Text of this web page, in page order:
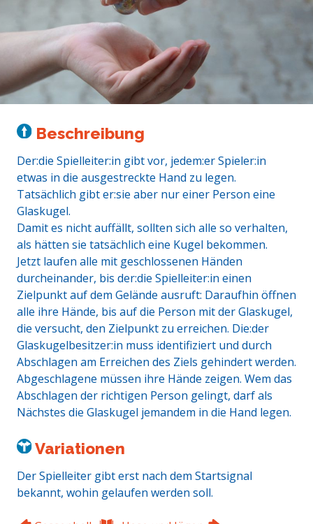
Beschreibung
Der:die Spielleiter:in gibt vor, jedem:er Spieler:in
etwas in die ausgestreckte Hand zu legen.
Tatsächlich gibt er:sie aber nur einer Person eine
Glaskugel.
Damit es nicht auffällt, sollten sich alle so verhalten,
als hätten sie tatsächlich eine Kugel bekommen.
Jetzt laufen alle mit geschlossenen Händen
durcheinander, bis der:die Spielleiter:in einen
Zielpunkt auf dem Gelände ausruft: Daraufhin öffnen
alle ihre Hände, bis auf die Person mit der Glaskugel,
die versucht, den Zielpunkt zu erreichen. Die:der
Glaskugelbesitzer:in muss identifiziert und durch
Abschlagen am Erreichen des Ziels gehindert werden.
Abgeschlagene müssen ihre Hände zeigen. Wem das
Abschlagen der richtigen Person gelingt, darf als
Nächstes die Glaskugel jemandem in die Hand legen.
Variationen
Der Spielleiter gibt erst nach dem Startsignal
bekannt, wohin gelaufen werden soll.